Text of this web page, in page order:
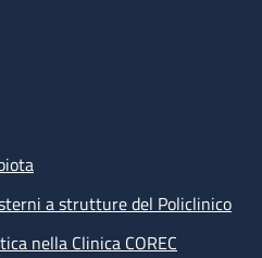
a strutture del Policlinico
nella Clinica COREC